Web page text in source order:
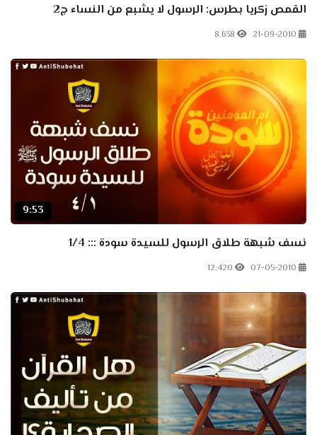
القمص زكريا بطرس: الرسول لا يشبع من النساء ج2
21-09-2010
8.638
9:53
نسف شبهة طلاق الرسول للسيدة سودة ::: 1/4
07-05-2010
12.420